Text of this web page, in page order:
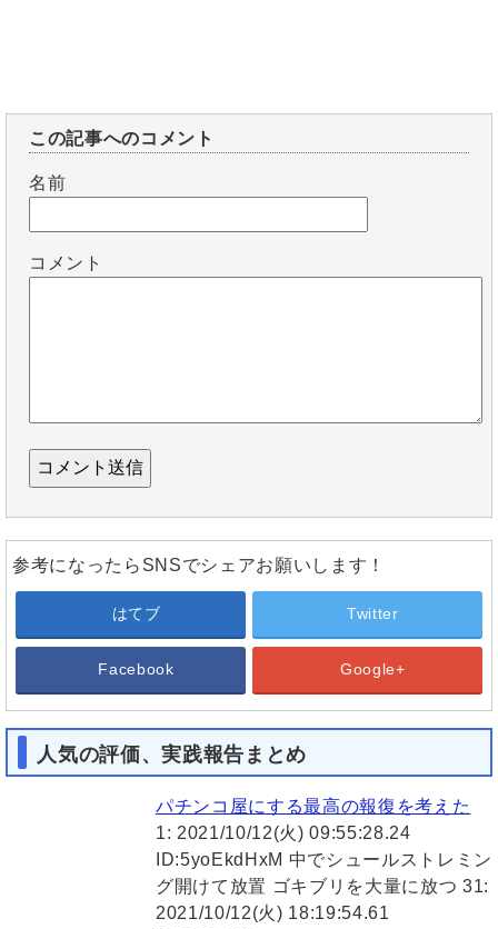
この記事へのコメント
名前
コメント
参考になったらSNSでシェアお願いします！
はてブ Twitter
Facebook Google+
人気の評価、実践報告まとめ
パチンコ屋にする最高の報復を考えた
1: 2021/10/12(火) 09:55:28.24
ID:5yoEkdHxM 中でシュールストレミン
グ開けて放置 ゴキブリを大量に放つ 31:
2021/10/12(火) 18:19:54.61